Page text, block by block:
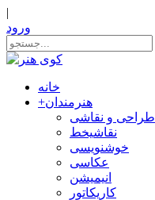
|
ورود
خانه
+هنرمندان
طراحی و نقاشی
نقاشیخط
خوشنویسی
عکاسی
انیمیشن
کاریکاتور